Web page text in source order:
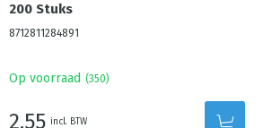
200 Stuks
8712811284891
Op voorraad (350)
2,55 incl. BTW